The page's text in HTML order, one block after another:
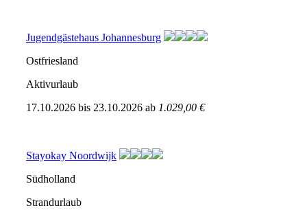
Jugendgästehaus Johannesburg
Ostfriesland
Aktivurlaub
17.10.2026 bis 23.10.2026 ab 1.029,00 €
Stayokay Noordwijk
Südholland
Strandurlaub